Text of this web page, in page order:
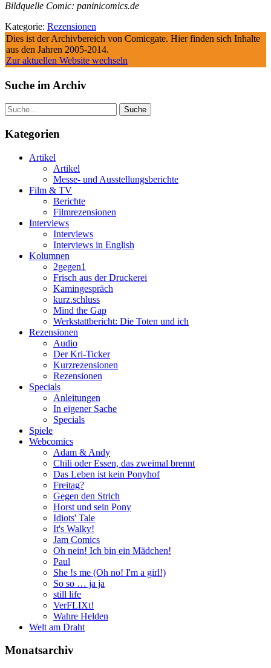
Bildquelle Comic: paninicomics.de
Kategorie: Rezensionen
Dies ist der Archivbereich von Comicgate. Hier finden sich Inhalte
aus den Jahren 2005-2014.
Zur aktuellen Website wechseln
Suche im Archiv
Suche
Kategorien
Artikel
Artikel
Messe- und Ausstellungsberichte
Film & TV
Berichte
Filmrezensionen
Interviews
Interviews
Interviews in English
Kolumnen
2gegen1
Frisch aus der Druckerei
Kamingespräch
kurz.schluss
Mind the Gap
Werkstattbericht: Die Toten und ich
Rezensionen
Audio
Der Kri-Ticker
Kurzrezensionen
Rezensionen
Specials
Anleitungen
In eigener Sache
Specials
Spiele
Webcomics
Adam & Andy
Chili oder Essen, das zweimal brennt
Das Leben ist kein Ponyhof
Freitag?
Gegen den Strich
Horst und sein Pony
Idiots' Tale
It's Walky!
Jam Comics
Oh nein! Ich bin ein Mädchen!
Paul
She !s me (Oh no! I'm a girl!)
So so … ja ja
still life
VerFLIXt!
Wahre Helden
Welt am Draht
Monatsarchiv